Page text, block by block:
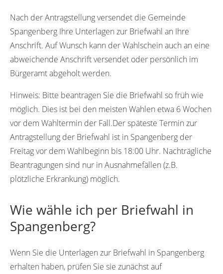
Nach der Antragstellung versendet die Gemeinde
Spangenberg Ihre Unterlagen zur Briefwahl an Ihre
Anschrift. Auf Wunsch kann der Wahlschein auch an eine
abweichende Anschrift versendet oder persönlich im
Bürgeramt abgeholt werden.
Hinweis: Bitte beantragen Sie die Briefwahl so früh wie
möglich. Dies ist bei den meisten Wahlen etwa 6 Wochen
vor dem Wahltermin der Fall.Der späteste Termin zur
Antragstellung der Briefwahl ist in Spangenberg der
Freitag vor dem Wahlbeginn bis 18:00 Uhr. Nachträgliche
Beantragungen sind nur in Ausnahmefällen (z.B.
plötzliche Erkrankung) möglich.
Wie wähle ich per Briefwahl in
Spangenberg?
Wenn Sie die Unterlagen zur Briefwahl in Spangenberg
erhalten haben, prüfen Sie sie zunächst auf